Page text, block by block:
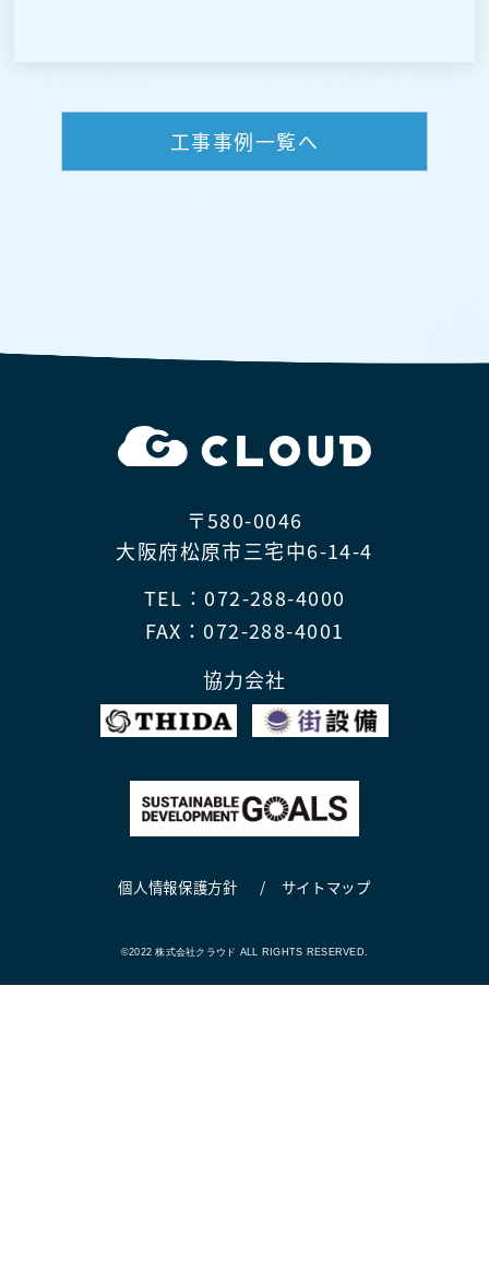
工事事例一覧へ
〒580-0046
大阪府松原市三宅中6-14-4
TEL：072-288-4000
FAX：072-288-4001
協力会社
©2022 株式会社クラウド ALL RIGHTS RESERVED.
個人情報保護方針 サイトマップ